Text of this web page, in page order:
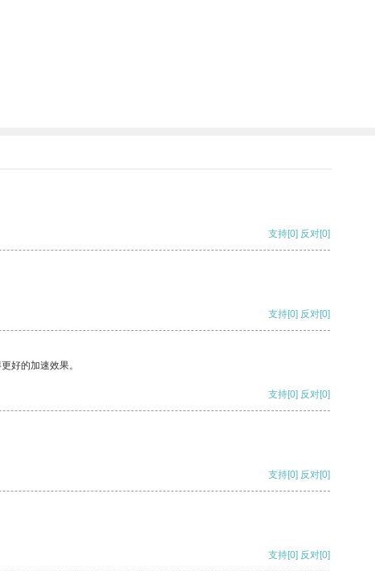
支持[0] 反对[0]
支持[0] 反对[0]
好的加速效果。
支持[0] 反对[0]
支持[0] 反对[0]
支持[0] 反对[0]